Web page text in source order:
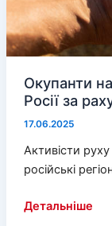
Окупанти
Росії за
17.06.2025
Активісти
російські
Окупанти
Детальніше